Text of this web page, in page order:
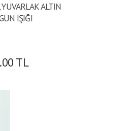
ALTIN
IŞIĞI
TL